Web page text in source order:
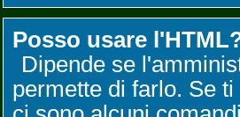
Posso usare
Dipende se
permette di farlo. Se